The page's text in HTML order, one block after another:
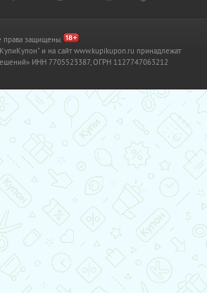
защищены.
и на сайт www.kupikupon.ru принадлежат
ИНН 7705523387, ОГРН 1127747063212